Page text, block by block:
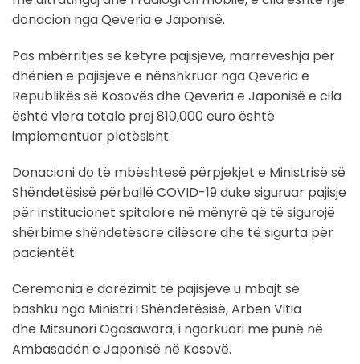
donacion nga Qeveria e Japonisë.
Pas mbërritjes së këtyre pajisjeve, marrëveshja për
dhënien e pajisjeve e nënshkruar nga Qeveria e
Republikës së Kosovës dhe Qeveria e Japonisë e cila
është vlera totale prej 810,000 euro është
implementuar plotësisht.
Donacioni do të mbështesë përpjekjet e Ministrisë së
Shëndetësisë përballë COVID-19 duke siguruar pajisje
për institucionet spitalore në mënyrë që të sigurojë
shërbime shëndetësore cilësore dhe të sigurta për
pacientët.
Ceremonia e dorëzimit të pajisjeve u mbajt së
bashku nga Ministri i Shëndetësisë, Arben Vitia
dhe Mitsunori Ogasawara, i ngarkuari me punë në
Ambasadën e Japonisë në Kosovë.